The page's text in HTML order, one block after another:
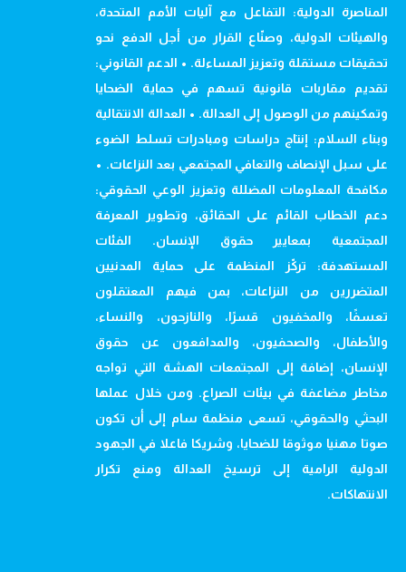
المناصرة الدولية: التفاعل مع آليات الأمم المتحدة،
والهيئات الدولية، وصنّاع القرار من أجل الدفع نحو
تحقيقات مستقلة وتعزيز المساءلة. • الدعم القانوني:
تقديم مقاربات قانونية تسهم في حماية الضحايا
وتمكينهم من الوصول إلى العدالة. • العدالة الانتقالية
وبناء السلام: إنتاج دراسات ومبادرات تسلط الضوء
على سبل الإنصاف والتعافي المجتمعي بعد النزاعات. •
مكافحة المعلومات المضللة وتعزيز الوعي الحقوقي:
دعم الخطاب القائم على الحقائق، وتطوير المعرفة
المجتمعية بمعايير حقوق الإنسان. الفئات
المستهدفة: تركّز المنظمة على حماية المدنيين
المتضررين من النزاعات، بمن فيهم المعتقلون
تعسفًا، والمخفيون قسرًا، والنازحون، والنساء،
والأطفال، والصحفيون، والمدافعون عن حقوق
الإنسان، إضافة إلى المجتمعات الهشة التي تواجه
مخاطر مضاعفة في بيئات الصراع. ومن خلال عملها
البحثي والحقوقي، تسعى منظمة سام إلى أن تكون
صوتا مهنيا موثوقا للضحايا، وشريكا فاعلا في الجهود
الدولية الرامية إلى ترسيخ العدالة ومنع تكرار
الانتهاكات.